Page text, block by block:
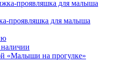
проявляшка для малыша